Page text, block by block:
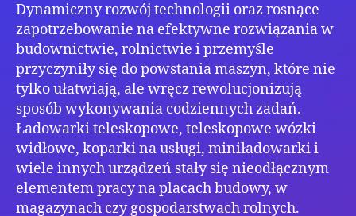
Dynamiczny rozwój technologii oraz rosnące
zapotrzebowanie na efektywne rozwiązania w
budownictwie, rolnictwie i przemyśle
przyczyniły się do powstania maszyn, które nie
tylko ułatwiają, ale wręcz rewolucjonizują
sposób wykonywania codziennych zadań.
Ładowarki teleskopowe, teleskopowe wózki
widłowe, koparki na usługi, miniładowarki i
wiele innych urządzeń stały się nieodłącznym
elementem pracy na placach budowy, w
magazynach czy gospodarstwach rolnych.